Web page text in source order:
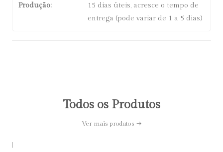
Produção:
15 dias úteis, acresce o tempo de
entrega (pode variar de 1 a 5 dias)
Todos os Produtos
Ver mais produtos